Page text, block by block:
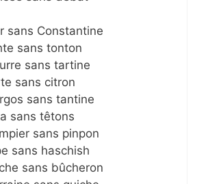
sans Constantine
sans tonton
sans tartine
sans citron
sans tantine
sans têtons
sans pinpon
sans haschish
sans bûcheron